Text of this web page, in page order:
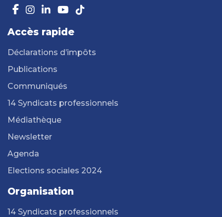
Accès rapide
Déclarations d’impôts
Publications
Communiqués
14 Syndicats professionnels
Médiathèque
Newsletter
Agenda
Elections sociales 2024
Organisation
14 Syndicats professionnels